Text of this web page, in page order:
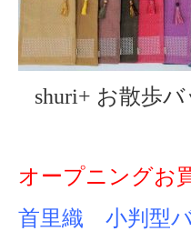
shuri+ お散歩バ
オープニングお
首里織 小判型